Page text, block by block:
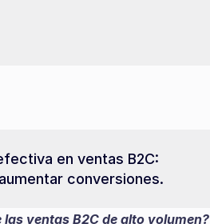
en ventas B2C:
conversiones.
ventas B2C de alto volumen?